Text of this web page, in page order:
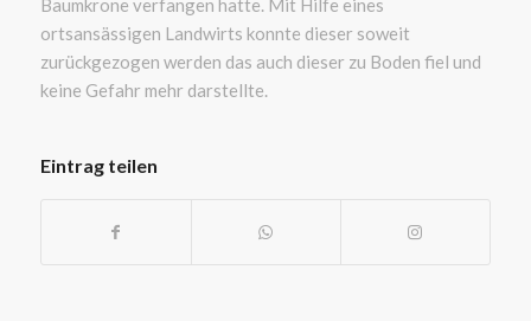
Baumkrone verfangen hatte. Mit Hilfe eines
ortsansässigen Landwirts konnte dieser soweit
zurückgezogen werden das auch dieser zu Boden fiel und
keine Gefahr mehr darstellte.
Eintrag teilen